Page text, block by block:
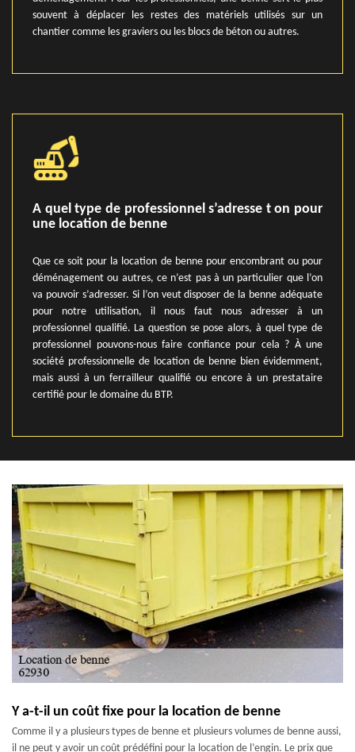
souvent à déplacer les restes des matériels utilisés sur un
chantier comme les graviers ou les blocs de béton ou autres.
A quel type de professionnel s’adresse t on pour
une location de benne
Que ce soit pour la location de benne pour encombrant ou pour
déménagement ou autres, ce n’est pas à un particulier que l’on
va pouvoir s’adresser. Si l’on veut disposer de la benne adéquate
pour notre utilisation, il nous faut nous adresser à un
professionnel qualifié. La question se pose alors, à quel type de
professionnel pouvons-nous faire confiance pour cela ? À une
société professionnelle de location de benne bien évidemment,
mais aussi à un ferrailleur qualifié ou encore à un prestataire
certifié pour le domaine du BTP.
Y a-t-il un coût fixe pour la location de benne
Comme il y a plusieurs types de benne et plusieurs volumes de benne aussi,
il ne peut y avoir un coût prédéfini pour la location de l’engin. Le prix que